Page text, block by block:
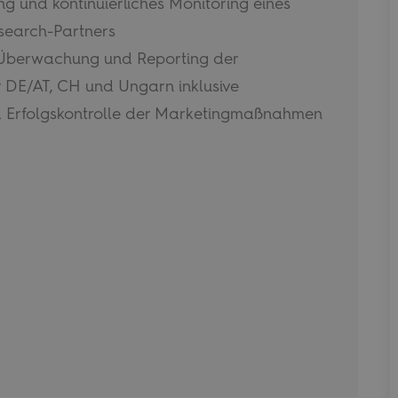
Partners
und Reporting der
AT, CH und Ungarn inklusive
der Marketingmaßnahmen
- which is a
service. This